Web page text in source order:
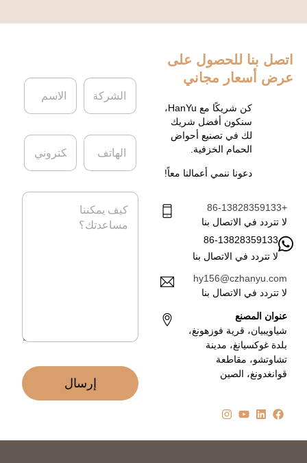
اتصل بنا للحصول على
عرض أسعار مجاني
كن شريكًا مع HanYu،
سنكون أفضل شريك
لك في تصنيع أحواض
الحمام الخزفية.
دعونا ننمي أعمالنا معاً!
+86-13828359133
لا تتردد في الاتصال بنا
86-13828359133
لا تتردد في الاتصال بنا
hy156@czhanyu.com
لا تتردد في الاتصال بنا
عنوان المصنع
شياويبيان، قرية فوزهونغ،
بلدة غوكسيانغ، مدينة
تشاوتشو، مقاطعة
قوانغدونغ، الصين
ا
ا
م
ا
ش
ك
ا
ب
ي
ا
ه
ت
ف
ا
إرسال